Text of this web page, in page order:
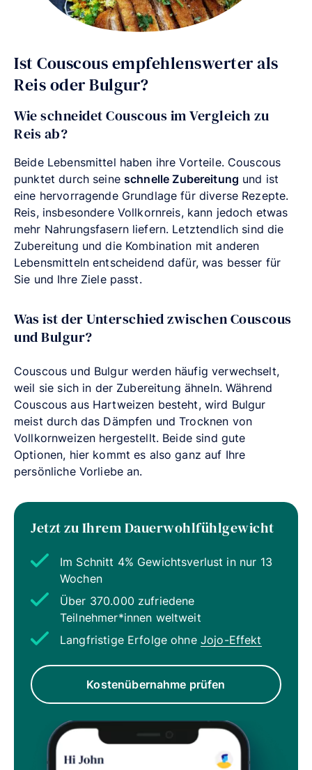
Ist Couscous empfehlenswerter als
Reis oder Bulgur?
Wie schneidet Couscous im Vergleich zu
Reis ab?
Beide Lebensmittel haben ihre Vorteile. Couscous
punktet durch seine schnelle Zubereitung und ist
eine hervorragende Grundlage für diverse Rezepte.
Reis, insbesondere Vollkornreis, kann jedoch etwas
mehr Nahrungsfasern liefern. Letztendlich sind die
Zubereitung und die Kombination mit anderen
Lebensmitteln entscheidend dafür, was besser für
Sie und Ihre Ziele passt.
Was ist der Unterschied zwischen Couscous
und Bulgur?
Couscous und Bulgur werden häufig verwechselt,
weil sie sich in der Zubereitung ähneln. Während
Couscous aus Hartweizen besteht, wird Bulgur
meist durch das Dämpfen und Trocknen von
Vollkornweizen hergestellt. Beide sind gute
Optionen, hier kommt es also ganz auf Ihre
persönliche Vorliebe an.
Jetzt zu Ihrem Dauerwohlfühlgewicht
Im Schnitt 4% Gewichtsverlust in nur 13
Wochen
Über 370.000 zufriedene
Teilnehmer*innen weltweit
Langfristige Erfolge ohne Jojo-Effekt
Kostenübernahme prüfen